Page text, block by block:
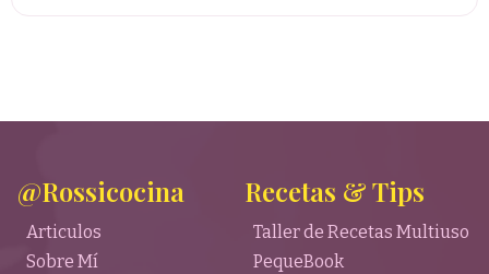
@Rossicocina
Articulos
Sobre Mí
Recetas & Tips
Taller de Recetas Multiuso
PequeBook